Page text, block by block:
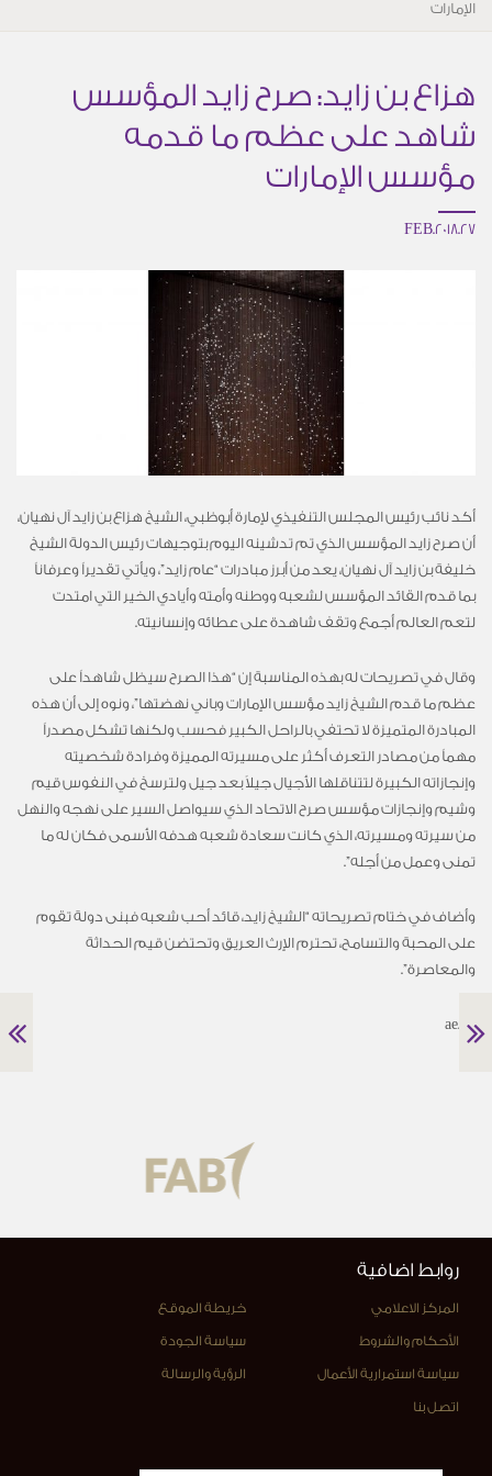
الإمارات
هزاع بن زايد: صرح زايد المؤسس
شاهد على عظم ما قدمه
مؤسس الإمارات
27.FEB.2018
أكد نائب رئيس المجلس التنفيذي لإمارة أبوظبي، الشيخ هزاع بن زايد آل نهيان،
أن صرح زايد المؤسس الذي تم تدشينه اليوم بتوجيهات رئيس الدولة الشيخ
خليفة بن زايد آل نهيان، يعد من أبرز مبادرات “عام زايد”، ويأتي تقديراً وعرفاناً
بما قدم القائد المؤسس لشعبه ووطنه وأمته وأيادي الخير التي امتدت
لتعم العالم أجمع وتقف شاهدة على عطائه وإنسانيته.
وقال في تصريحات له بهذه المناسبة إن “هذا الصرح سيظل شاهداً على
عظم ما قدم الشيخ زايد مؤسس الإمارات وباني نهضتها”، ونوه إلى أن هذه
المبادرة المتميزة لا تحتفي بالراحل الكبير فحسب ولكنها تشكل مصدراً
مهماً من مصادر التعرف أكثر على مسيرته المميزة وفرادة شخصيته
وإنجازاته الكبيرة لتتناقلها الأجيال جيلاً بعد جيل ولترسخ في النفوس قيم
وشيم وإنجازات مؤسس صرح الاتحاد الذي سيواصل السير على نهجه والنهل
من سيرته ومسيرته، الذي كانت سعادة شعبه هدفه الأسمى فكان له ما
تمنى وعمل من أجله”.
وأضاف في ختام تصريحاته “الشيخ زايد، قائد أحب شعبه فبنى دولة تقوم
على المحبة والتسامح، تحترم الإرث العريق وتحتضن قيم الحداثة
والمعاصرة”.
24.ae
روابط اضافية
المركز الاعلامي خريطة الموقع
الأحكام والشروط سياسة الجودة
سياسة استمرارية الأعمال الرؤية والرسالة
اتصل بنا